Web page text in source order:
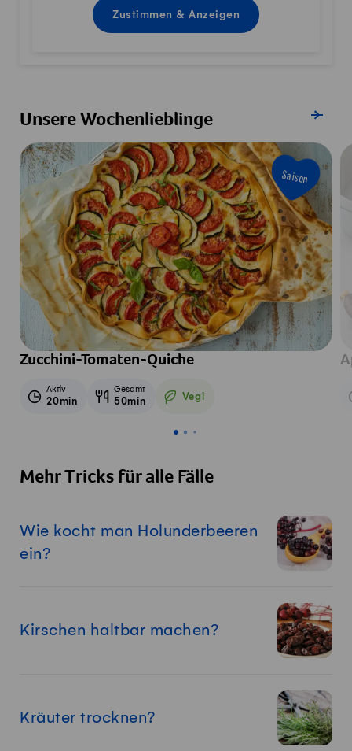
Zustimmen & Anzeigen
Unsere Wochenlieblinge
Saison
Zucchini-Tomaten-Quiche
Aktiv
20min
Gesamt
50min Vegi
Vegetarisch
Mehr Tricks für alle Fälle
Wie kocht man Holunderbeeren
ein?
Kirschen haltbar machen?
Kräuter trocknen?